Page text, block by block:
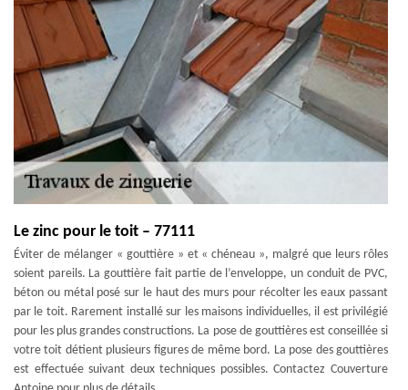
Le zinc pour le toit – 77111
Éviter de mélanger « gouttière » et « chéneau », malgré que leurs rôles
soient pareils. La gouttière fait partie de l’enveloppe, un conduit de PVC,
béton ou métal posé sur le haut des murs pour récolter les eaux passant
par le toit. Rarement installé sur les maisons individuelles, il est privilégié
pour les plus grandes constructions. La pose de gouttières est conseillée si
votre toit détient plusieurs figures de même bord. La pose des gouttières
est effectuée suivant deux techniques possibles. Contactez Couverture